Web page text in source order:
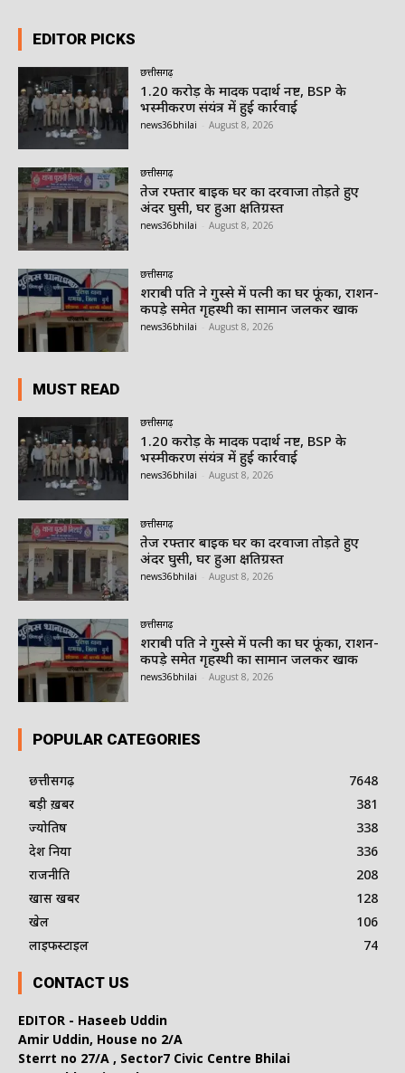
EDITOR PICKS
छत्तीसगढ़
1.20 करोड़ के मादक पदार्थ नष्ट, BSP के
भस्मीकरण संयंत्र में हुई कार्रवाई
news36bhilai August 8, 2026
छत्तीसगढ़
तेज रफ्तार बाइक घर का दरवाजा तोड़ते हुए
अंदर घुसी, घर हुआ क्षतिग्रस्त
news36bhilai August 8, 2026
छत्तीसगढ़
शराबी पति ने गुस्से में पत्नी का घर फूंका, राशन-
कपड़े समेत गृहस्थी का सामान जलकर खाक
news36bhilai August 8, 2026
MUST READ
छत्तीसगढ़
1.20 करोड़ के मादक पदार्थ नष्ट, BSP के
भस्मीकरण संयंत्र में हुई कार्रवाई
news36bhilai August 8, 2026
छत्तीसगढ़
तेज रफ्तार बाइक घर का दरवाजा तोड़ते हुए
अंदर घुसी, घर हुआ क्षतिग्रस्त
news36bhilai August 8, 2026
छत्तीसगढ़
शराबी पति ने गुस्से में पत्नी का घर फूंका, राशन-
कपड़े समेत गृहस्थी का सामान जलकर खाक
news36bhilai August 8, 2026
POPULAR CATEGORIES
छत्तीसगढ़
7648
बड़ी ख़बर
381
ज्योतिष
338
देश दुनिया
336
राजनीति
208
खास खबर
128
खेल
106
लाइफस्टाइल
74
CONTACT US
EDITOR - Haseeb Uddin
Amir Uddin, House no 2/A
Sterrt no 27/A , Sector7 Civic Centre Bhilai